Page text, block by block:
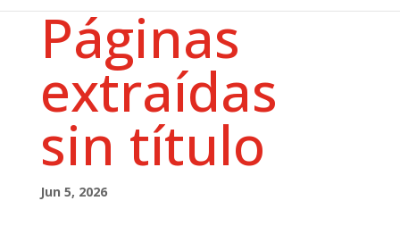
Páginas
extraídas
sin título
Jun 5, 2026